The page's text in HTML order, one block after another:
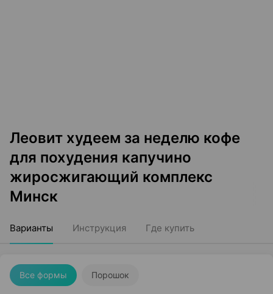
Леовит худеем за неделю кофе
для похудения капучино
жиросжигающий комплекс
Минск
Варианты Инструкция Где купить
Все формы Порошок